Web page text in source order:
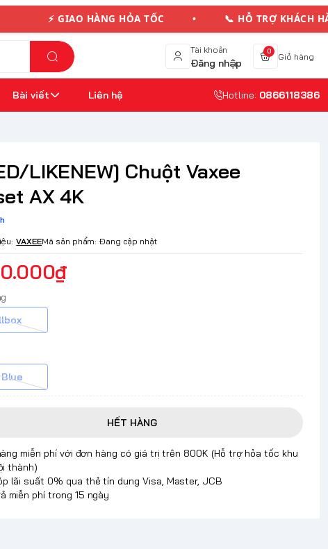
⚡ GIAO HÀNG HỎA TỐC • 📞 HỖ TRỢ
Tài khoản
Đăng nhập
0
Giỏ hàng
Bài viết Liên hệ Hotline: 0866118386
LIKENEW] Chuột Vaxee
AX 4K
VAXEEMã sản phẩm: Đang cập nhật
Blue
HẾT HÀNG
miễn phí với đơn hàng có giá trị trên 800K (Hỗ trợ hỏa tốc khu
thành)
lãi suất 0% qua thẻ tín dụng Visa, Master, JCB
miễn phí trong 15 ngày